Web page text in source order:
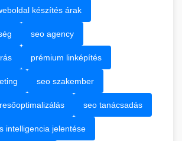
készítés árak
seo agency
prémium linképítés
seo szakember
seo tanácsadás
intelligencia jelentése